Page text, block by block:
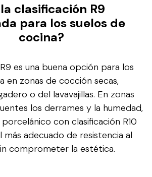
la clasificación R9
para los suelos de
cocina?
es una buena opción para los
en zonas de cocción secas,
o del lavavajillas. En zonas
los derrames y la humedad,
con clasificación R10
más adecuado de resistencia al
comprometer la estética.